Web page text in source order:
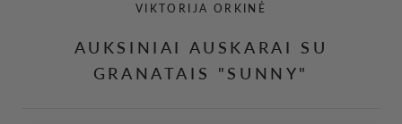
VIKTORIJA ORKINĖ
AUKSINIAI AUSKARAI SU
GRANATAIS "SUNNY"